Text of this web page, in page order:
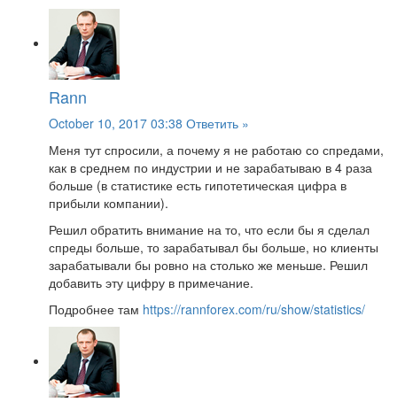
Rann
October 10, 2017 03:38 Ответить »
Меня тут спросили, а почему я не работаю со спредами,
как в среднем по индустрии и не зарабатываю в 4 раза
больше (в статистике есть гипотетическая цифра в
прибыли компании).
Решил обратить внимание на то, что если бы я сделал
спреды больше, то зарабатывал бы больше, но клиенты
зарабатывали бы ровно на столько же меньше. Решил
добавить эту цифру в примечание.
Подробнее там https://rannforex.com/ru/show/statistics/